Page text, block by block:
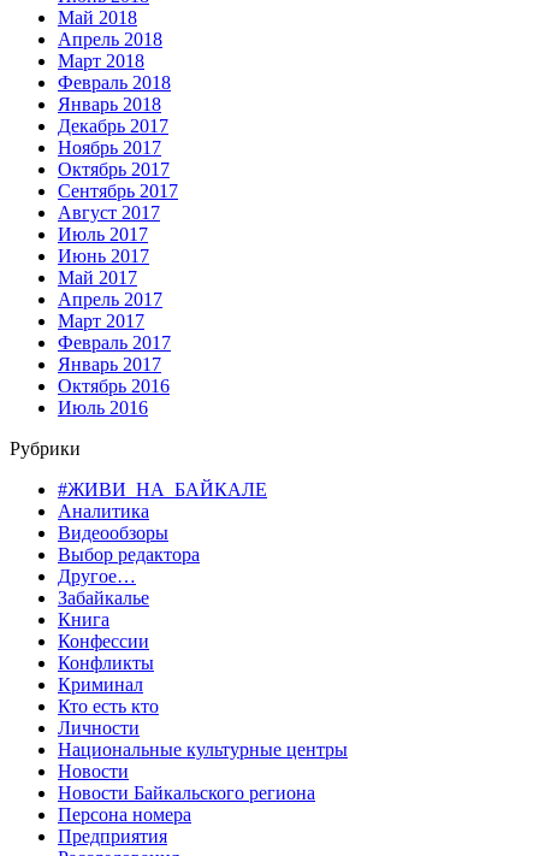
Май 2018
Апрель 2018
Март 2018
Февраль 2018
Январь 2018
Декабрь 2017
Ноябрь 2017
Октябрь 2017
Сентябрь 2017
Август 2017
Июль 2017
Июнь 2017
Май 2017
Апрель 2017
Март 2017
Февраль 2017
Январь 2017
Октябрь 2016
Июль 2016
Рубрики
#ЖИВИ_НА_БАЙКАЛЕ
Аналитика
Видеообзоры
Выбор редактора
Другое…
Забайкалье
Книга
Конфессии
Конфликты
Криминал
Кто есть кто
Личности
Национальные культурные центры
Новости
Новости Байкальского региона
Персона номера
Предприятия